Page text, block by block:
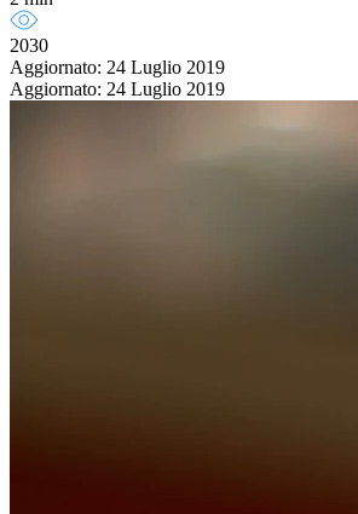
2030
Aggiornato: 24 Luglio 2019
Aggiornato: 24 Luglio 2019